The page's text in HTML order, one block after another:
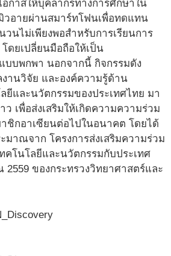
กาสให้บุคลากรทางการศึกษาใน
วอายผ่านสมาร์ทโฟนเพื่อทดแทน
นไม่เพียงพอสำหรับการเรียนการ
โดยเปลี่ยนมือถือให้เป็น
บบพกพา นอกจากนี้ กิจกรรมดัง
งานวิจัย และองค์ความรู้ด้าน
ยีและนวัตกรรมของประเทศไทย มา
เพื่อส่งเสริมให้เกิดความความร่วม
าชิกอาเซียนต่อไปในอนาคต โดยได้
มาณจาก โครงการส่งเสริมความร่วม
คโนโลยีและนวัตกรรมกับประเทศ
ของกระทรวงวิทยาศาสตร์และ